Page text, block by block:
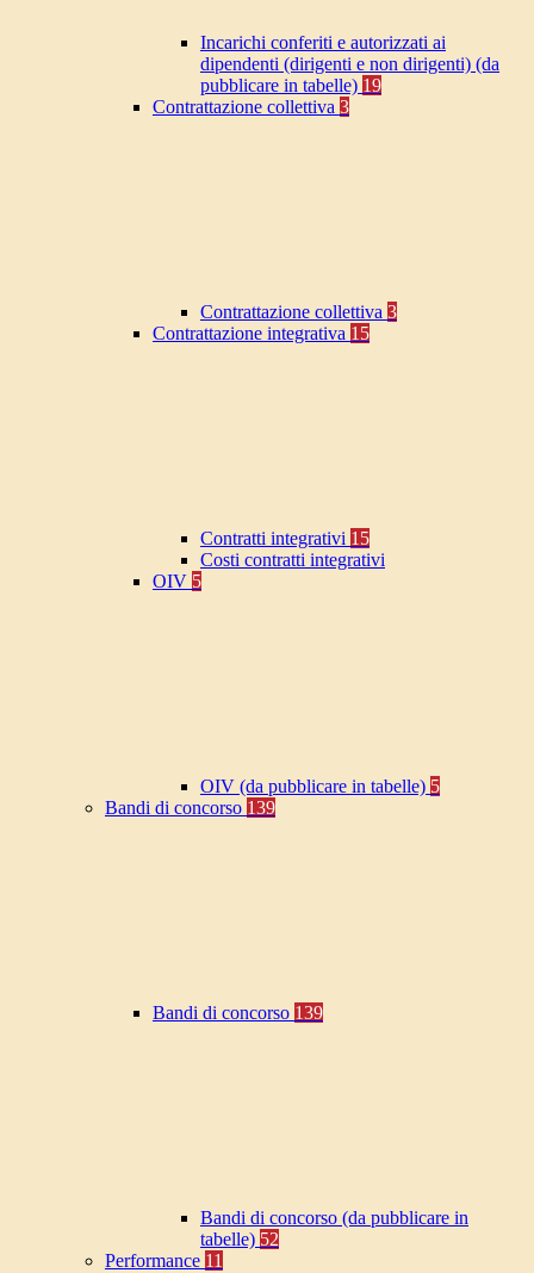
Incarichi conferiti e autorizzati ai
dipendenti (dirigenti e non dirigenti) (da
pubblicare in tabelle) 19
Contrattazione collettiva 3
Contrattazione collettiva 3
Contrattazione integrativa 15
Contratti integrativi 15
Costi contratti integrativi
OIV 5
OIV (da pubblicare in tabelle) 5
Bandi di concorso 139
Bandi di concorso 139
Bandi di concorso (da pubblicare in
tabelle) 52
Performance 11